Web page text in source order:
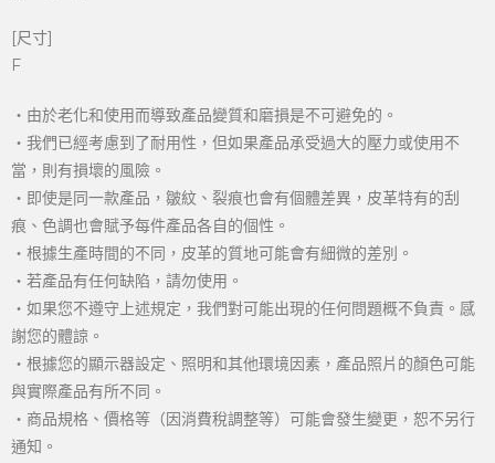
[尺寸]
F
‧由於老化和使用而導致產品變質和磨損是不可避免的。
‧我們已經考慮到了耐用性，但如果產品承受過大的壓力或使用不
當，則有損壞的風險。
‧即使是同一款產品，皺紋、裂痕也會有個體差異，皮革特有的刮
痕、色調也會賦予每件產品各自的個性。
‧根據生產時間的不同，皮革的質地可能會有細微的差別。
‧若產品有任何缺陷，請勿使用。
‧如果您不遵守上述規定，我們對可能出現的任何問題概不負責。感
謝您的體諒。
‧根據您的顯示器設定、照明和其他環境因素，產品照片的顏色可能
與實際產品有所不同。
‧商品規格、價格等（因消費稅調整等）可能會發生變更，恕不另行
通知。